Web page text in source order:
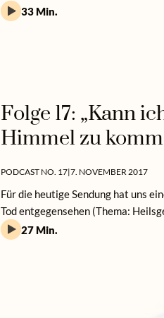
33 Min.
Folge 17: „Kann
Himmel zu
PODCAST NO. 17|7. NOVEMBER 2017
Für die heutige Sendung hat uns
Tod entgegensehen (Thema:
27 Min.